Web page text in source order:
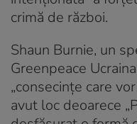
crimă de război.
Shaun Burnie, un
Greenpeace
„consecințe care
avut loc deoarece